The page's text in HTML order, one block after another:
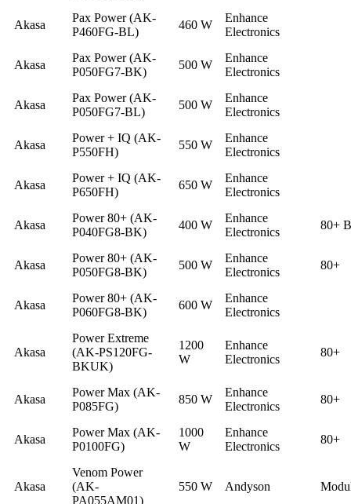
Akasa
Pax Power (AK-
P460FG-BL)
460 W
Enhance
Electronics
Akasa
Pax Power (AK-
P050FG7-BK)
500 W
Enhance
Electronics
Akasa
Pax Power (AK-
P050FG7-BL)
500 W
Enhance
Electronics
Akasa
Power + IQ (AK-
P550FH)
550 W
Enhance
Electronics
Akasa
Power + IQ (AK-
P650FH)
650 W
Enhance
Electronics
Akasa
Power 80+ (AK-
P040FG8-BK)
400 W
Enhance
Electronics
80+
Akasa
Power 80+ (AK-
P050FG8-BK)
500 W
Enhance
Electronics
80+
Akasa
Power 80+ (AK-
P060FG8-BK)
600 W
Enhance
Electronics
Akasa
Power Extreme
(AK-PS120FG-
BKUK)
1200
W
Enhance
Electronics
80+
Akasa
Power Max (AK-
P085FG)
850 W
Enhance
Electronics
80+
Akasa
Power Max (AK-
P0100FG)
1000
W
Enhance
Electronics
80+
Akasa
Venom Power
(AK-
PA055AM01)
550 W Andyson